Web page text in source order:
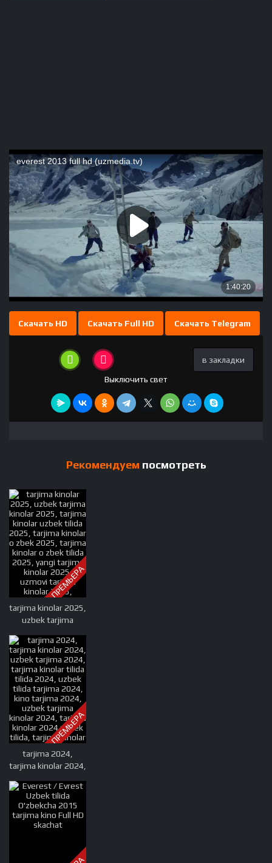
Скачать HD Скачать Full HD Скачать Telegram
в закладки
Выключить свет
Рекомендуем посмотреть
ПРЕМЬЕРА
tarjima kinolar 2025,
uzbek tarjima
kinolar uzbek tilida
2025, tarjima kinolar
o zbek 2025, tarjima
kinolar o zbek tilida
2025, yangi tarjima
kinolar 2025,
uzmovi tarjima
kinolar 2025,
uzmovi com tarjima
kinolar 2025,
uzbekcha t
ПРЕМЬЕРА
tarjima 2024,
tarjima kinolar 2024,
tarjima kinolar tilida
tilida 2024, uzbek
tilida tarjima 2024,
kino tarjima 2024,
kinolar 2024, tarjima